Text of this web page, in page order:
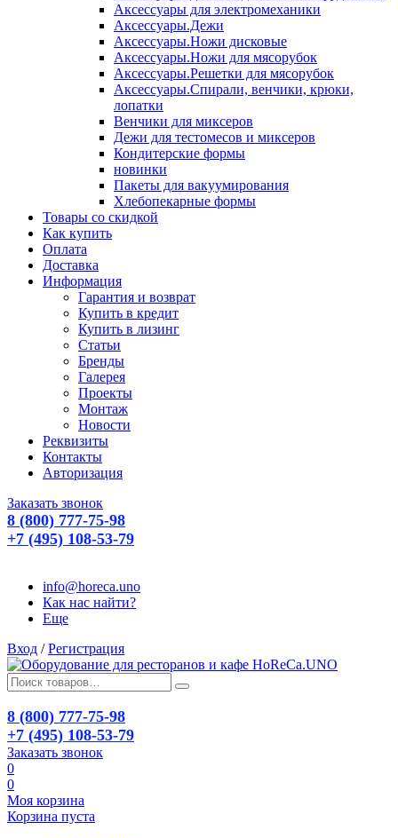
Аксессуары для электромеханики
Аксессуары.Дежи
Аксессуары.Ножи дисковые
Аксессуары.Ножи для мясорубок
Аксессуары.Решетки для мясорубок
Аксессуары.Спирали, венчики, крюки,
лопатки
Венчики для миксеров
Дежи для тестомесов и миксеров
Кондитерские формы
новинки
Пакеты для вакуумирования
Хлебопекарные формы
Товары со скидкой
Как купить
Оплата
Доставка
Информация
Гарантия и возврат
Купить в кредит
Купить в лизинг
Статьи
Бренды
Галерея
Проекты
Монтаж
Новости
Реквизиты
Контакты
Авторизация
Заказать звонок
8 (800) 777-75-98
+7 (495) 108-53-79
info@horeca.uno
Как нас найти?
Еще
Вход / Регистрация
8 (800) 777-75-98
+7 (495) 108-53-79
Заказать звонок
0
0
Моя корзина
Корзина пуста